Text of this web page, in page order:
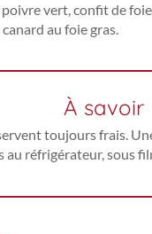
vert, confit de
au foie gras.
À savoir
toujours frais.
au réfrigérateur, sous